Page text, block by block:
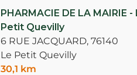
PHARMACIE DE LA MAIRIE -
Petit Quevilly
6 RUE JACQUARD, 76140
Le Petit Quevilly
30,1 km